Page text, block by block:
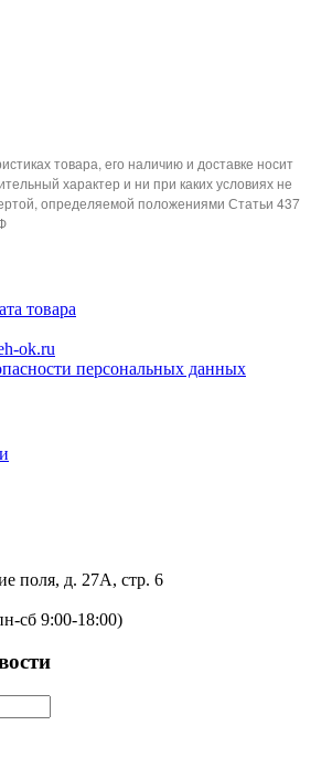
товара, его наличию и доставке носит
характер и ни при каких условиях не
определяемой положениями Статьи 437
товара
ok.ru
персональных данных
поля, д. 27А, стр. 6
сб 9:00-18:00)